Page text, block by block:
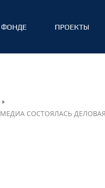
ФОНДЕ ПРОЕКТЫ
СОСТОЯЛАСЬ